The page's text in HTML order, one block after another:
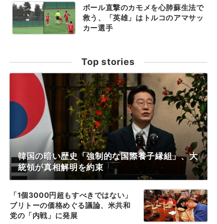
ボール直撃のカモメを心肺蘇生法で
救う、「英雄」はトルコのアマサッ
カー選手
Top stories
韓国の暗い歴史「強制的な国際養子縁組」、大
統領が真相解明を約束
「1個3000円超もすべきではない」
ブリトーの価格めぐる議論、米共和
党の「内戦」に発展